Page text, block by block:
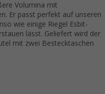
Volumina mit
Er passt perfekt auf unseren
wie einige Riegel Esbit-
lässt. Geliefert wird der
mit zwei Bestecktaschen